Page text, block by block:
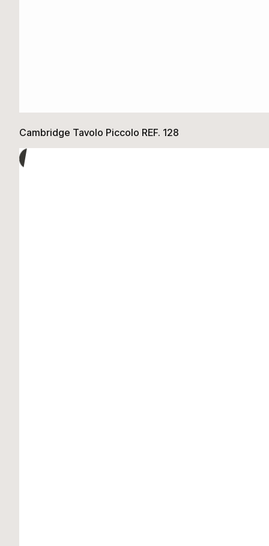
Cambridge Tavolo Piccolo REF. 128